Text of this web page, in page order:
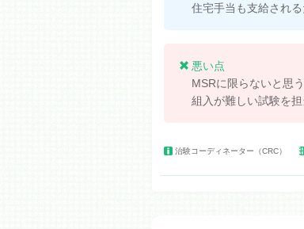
住宅手当も支給され
悪い点
MSRに限らないと思
組入が難しい試験を
治験コーディネーター（CRC）